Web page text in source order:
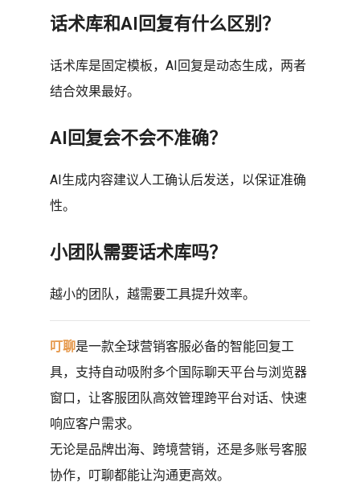
话术库和AI回复有什么区别？
话术库是固定模板，AI回复是动态生成，两者
结合效果最好。
AI回复会不会不准确？
AI生成内容建议人工确认后发送，以保证准确
性。
小团队需要话术库吗？
越小的团队，越需要工具提升效率。
叮聊是一款全球营销客服必备的智能回复工
具，支持自动吸附多个国际聊天平台与浏览器
窗口，让客服团队高效管理跨平台对话、快速
响应客户需求。
无论是品牌出海、跨境营销，还是多账号客服
协作，叮聊都能让沟通更高效。